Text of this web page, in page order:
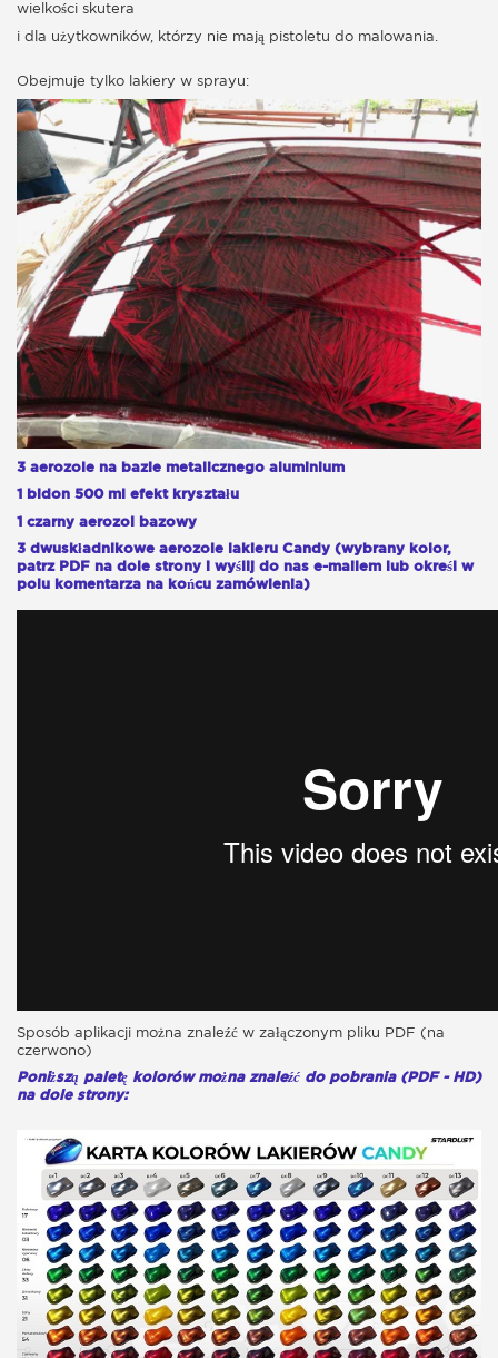
wielkości skutera
i dla użytkowników, którzy nie mają pistoletu do malowania.
Obejmuje tylko lakiery w sprayu:
3 aerozole na bazie metalicznego aluminium
1 bidon 500 ml efekt kryształu
1 czarny aerozol bazowy
3 dwuskładnikowe aerozole lakieru Candy (wybrany kolor,
patrz PDF na dole strony i wyślij do nas e-mailem lub określ w
polu komentarza na końcu zamówienia)
Sposób aplikacji można znaleźć w załączonym pliku PDF (na
czerwono)
Poniższą paletę kolorów można znaleźć do pobrania (PDF - HD)
na dole strony: